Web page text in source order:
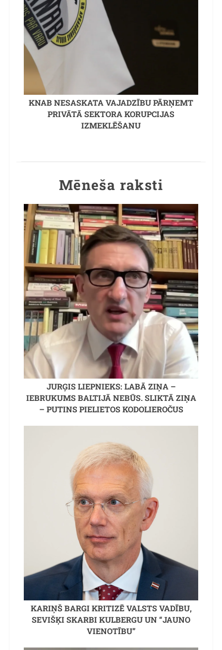
KNAB NESASKATA VAJADZĪBU PĀRŅEMT
PRIVĀTĀ SEKTORA KORUPCIJAS
IZMEKLĒŠANU
Mēneša raksti
JURĢIS LIEPNIEKS: LABĀ ZIŅA –
IEBRUKUMS BALTIJĀ NEBŪS. SLIKTĀ ZIŅA
– PUTINS PIELIETOS KODOLIEROČUS
KARIŅŠ BARGI KRITIZĒ VALSTS VADĪBU,
SEVIŠĶI SKARBI KULBERGU UN “JAUNO
VIENOTĪBU”